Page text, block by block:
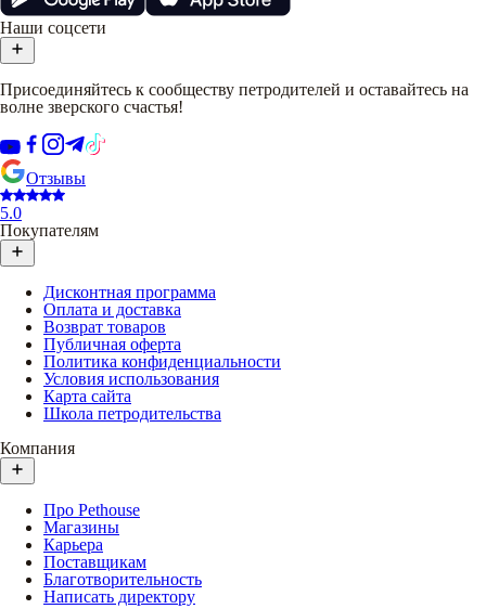
Наши соцсети
Присоединяйтесь к сообществу петродителей и оставайтесь на
волне зверского счастья!
Отзывы
5.0
Покупателям
Дисконтная программа
Оплата и доставка
Возврат товаров
Публичная оферта
Политика конфиденциальности
Условия использования
Карта сайта
Школа петродительства
Компания
Про Pethouse
Магазины
Карьера
Поставщикам
Благотворительность
Написать директору